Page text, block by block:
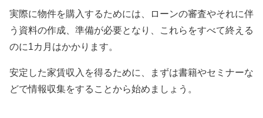
実際に物件を購入するためには、ローンの審査やそれに伴
う資料の作成、準備が必要となり、これらをすべて終える
のに1カ月はかかります。
安定した家賃収入を得るために、まずは書籍やセミナーな
どで情報収集をすることから始めましょう。